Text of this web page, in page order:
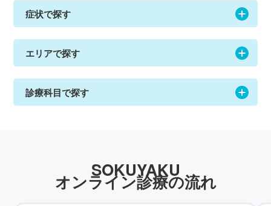
症状で探す
エリアで探す
診療科目で探す
SOKUYAKU
オンライン診療の流れ